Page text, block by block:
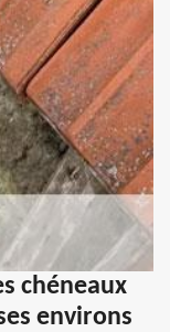
chéneaux
environs